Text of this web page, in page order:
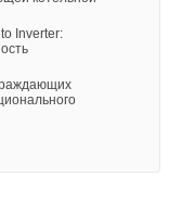
Inverter:
сети. — М.: ИД «МЭИ»,
России, 2003.
и
2004.
раздел
ru. Дата обращения
в этом основной
отвергает.....